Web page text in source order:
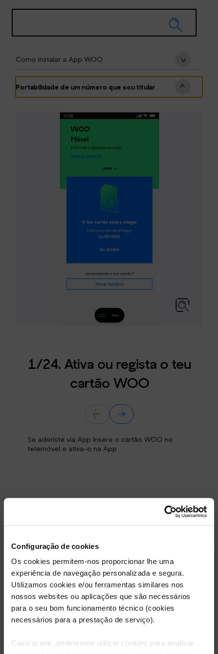
Configuração de cookies
Os cookies permitem-nos proporcionar lhe uma
experiência de navegação personalizada e segura.
Utilizamos cookies e/ou ferramentas similares nos
nossos websites ou aplicações que são necessários
para o seu bom funcionamento técnico (cookies
necessários para a prestação de serviço).
Caso aceite, poderemos utilizar cookies para analisar
Como instalar a App WOO
Portabilidade de um número que sou titular
1/24. Ativa ou regista o teu
cartão WOO
Se aderiste via App insere o cartão WOO no
telemóvel e ativa-o na App